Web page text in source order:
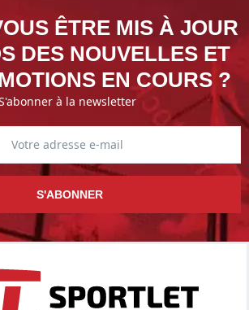
ÊTRE MIS À JOUR
DES NOUVELLES ET
EN COURS ?
à la newsletter
S'ABONNER